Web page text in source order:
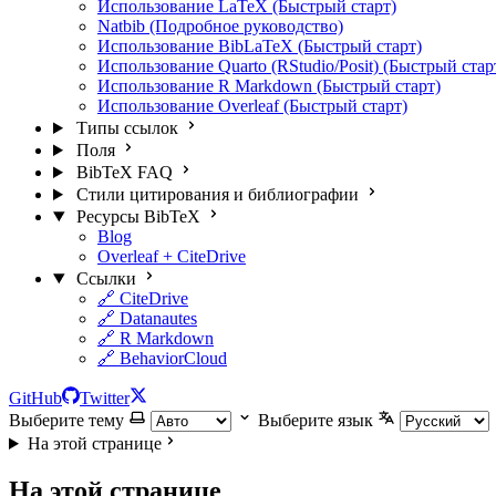
Использование LaTeX (Быстрый старт)
Natbib (Подробное руководство)
Использование BibLaTeX (Быстрый старт)
Использование Quarto (RStudio/Posit) (Быстрый
Использование R Markdown (Быстрый старт)
Использование Overleaf (Быстрый старт)
Типы ссылок
Поля
BibTeX FAQ
Стили цитирования и библиографии
Ресурсы BibTeX
Blog
Overleaf + CiteDrive
Ссылки
🔗 CiteDrive
🔗 Datanautes
🔗 R Markdown
🔗 BehaviorCloud
GitHub
Twitter
Выберите тему
Выберите язык
На этой странице